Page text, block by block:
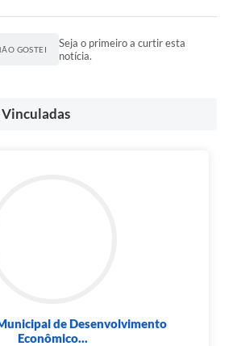
GOSTEI
Seja o primeiro a curtir esta
notícia.
de Desenvolvimento
Econômico...